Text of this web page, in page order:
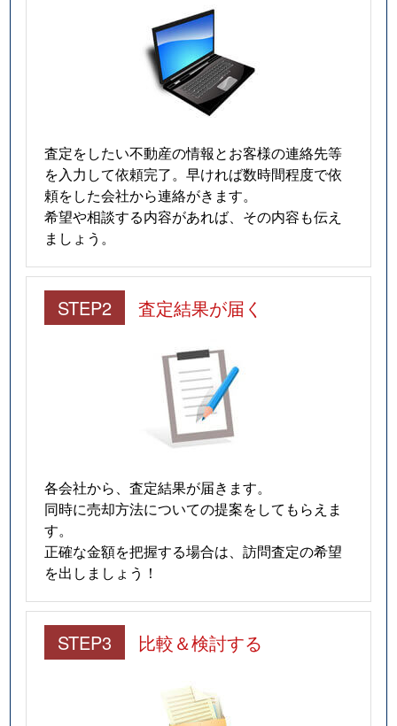
査定をしたい不動産の情報とお客様の連絡先等
を入力して依頼完了。早ければ数時間程度で依
頼をした会社から連絡がきます。
希望や相談する内容があれば、その内容も伝え
ましょう。
STEP2 査定結果が届く
各会社から、査定結果が届きます。
同時に売却方法についての提案をしてもらえま
す。
正確な金額を把握する場合は、訪問査定の希望
を出しましょう！
STEP3 比較＆検討する